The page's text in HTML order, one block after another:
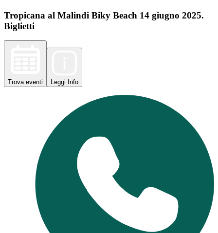
Tropicana al Malindi Biky Beach 14 giugno 2025.
Biglietti
Trova eventi Leggi Info